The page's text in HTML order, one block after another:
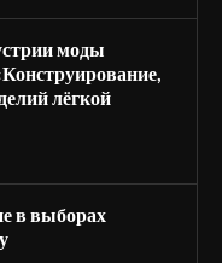
моды
лёгкой
в выборах